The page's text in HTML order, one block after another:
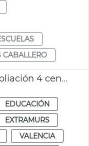
CABALLERO
Redacción reforma y ampliación 4 centros escolares
EDUCACIÓN
EXTRAMURS
VALENCIA